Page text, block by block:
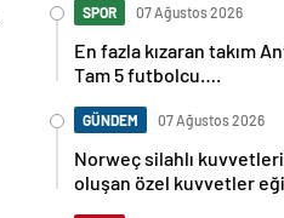
SPOR 07 Ağustos 2026
En fazla kızaran takım
Tam 5 futbolcu….
GÜNDEM 07 Ağustos 2026
Norweç silahlı
oluşan özel kuvvetler